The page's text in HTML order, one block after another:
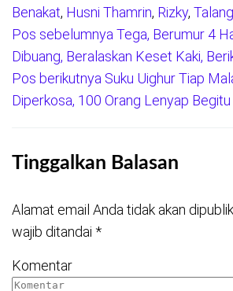
Benakat, Husni Thamrin, Rizky,
Navigasi
pos
Pos sebelumnya Tega, Berumur 4
Dibuang, Beralaskan Keset Kaki,
Pos berikutnya Suku Uighur Tiap
Diperkosa, 100 Orang Lenyap
Tinggalkan Balasan
Alamat email Anda tidak akan
wajib ditandai *
Komentar